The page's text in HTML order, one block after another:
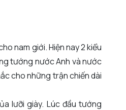
nam giới. Hiện nay 2 kiểu
tướng nước Anh và nước
cho những trận chiến dài
lưỡi giày. Lúc đầu tướng